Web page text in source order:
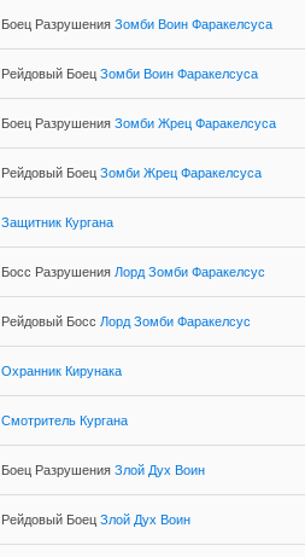
Боец Разрушения Зомби Воин Фаракелсуса
Рейдовый Боец Зомби Воин Фаракелсуса
Боец Разрушения Зомби Жрец Фаракелсуса
Рейдовый Боец Зомби Жрец Фаракелсуса
Защитник Кургана
Босс Разрушения Лорд Зомби Фаракелсус
Рейдовый Босс Лорд Зомби Фаракелсус
Охранник Кирунака
Смотритель Кургана
Боец Разрушения Злой Дух Воин
Рейдовый Боец Злой Дух Воин